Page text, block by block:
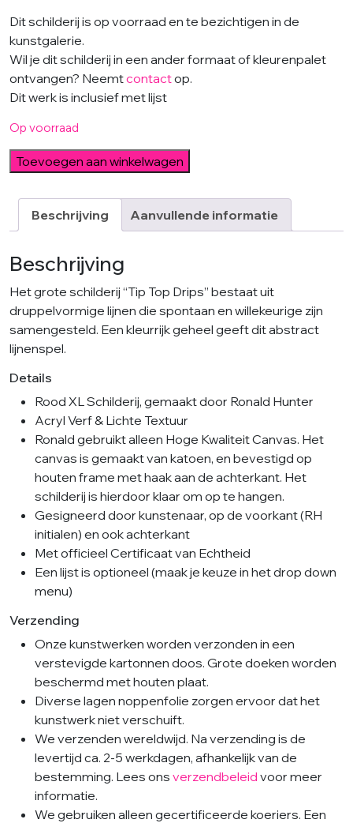
Dit schilderij is op voorraad en te bezichtigen in de
kunstgalerie.
Wil je dit schilderij in een ander formaat of kleurenpalet
ontvangen? Neemtcontactop.
Dit werk is inclusief met lijst
Op voorraad
Tip
Top
Drips
aantal
Toevoegen aan winkelwagen
Beschrijving Aanvullende informatie
Beschrijving
Het grote schilderij “Tip Top Drips” bestaat uit
druppelvormige lijnen die spontaan en willekeurige zijn
samengesteld. Een kleurrijk geheel geeft dit abstract
lijnenspel.
Details
Rood XL Schilderij, gemaakt door Ronald Hunter
Acryl Verf & Lichte Textuur
Ronald gebruikt alleen Hoge Kwaliteit Canvas. Het
canvas is gemaakt van katoen, en bevestigd op
houten frame met haak aan de achterkant. Het
schilderij is hierdoor klaar om op te hangen.
Gesigneerd door kunstenaar, op de voorkant (RH
initialen) en ook achterkant
Met officieel Certificaat van Echtheid
Een lijst is optioneel (maak je keuze in het drop down
menu)
Verzending
Onze kunstwerken worden verzonden in een
verstevigde kartonnen doos. Grote doeken worden
beschermd met houten plaat.
Diverse lagen noppenfolie zorgen ervoor dat het
kunstwerk niet verschuift.
We verzenden wereldwijd. Na verzending is de
levertijd ca. 2-5 werkdagen, afhankelijk van de
bestemming. Lees ons verzendbeleid voor meer
informatie.
We gebruiken alleen gecertificeerde koeriers. Een